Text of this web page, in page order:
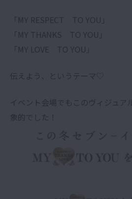
「MY RESPECT TO YOU」
「MY THANKS TO YOU」
「MY LOVE TO YOU」
伝えよう、というテーマ♡
イベント会場でもこのヴィジュア
象的でした！